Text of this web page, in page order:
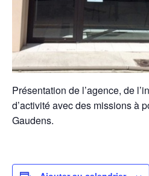
Présentation de l’agence, de
d’activité avec des missions à
Gaudens.